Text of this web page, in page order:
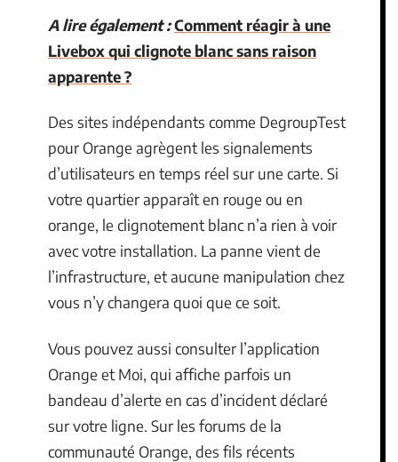
A lire également :Comment réagir à une
Livebox qui clignote blanc sans raison
apparente ?
Des sites indépendants comme DegroupTest
pour Orange agrègent les signalements
d’utilisateurs en temps réel sur une carte. Si
votre quartier apparaît en rouge ou en
orange, le clignotement blanc n’a rien à voir
avec votre installation. La panne vient de
l’infrastructure, et aucune manipulation chez
vous n’y changera quoi que ce soit.
Vous pouvez aussi consulter l’application
Orange et Moi, qui affiche parfois un
bandeau d’alerte en cas d’incident déclaré
sur votre ligne. Sur les forums de la
communauté Orange, des fils récents